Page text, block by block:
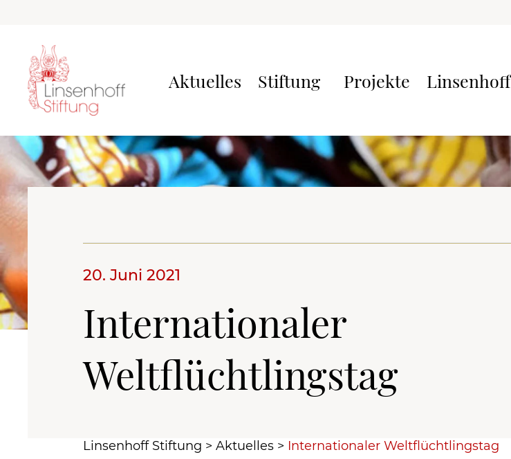
Aktuelles Stiftung Projekte Linsenhoff
20. Juni 2021
Internationaler
Weltflüchtlingstag
Linsenhoff Stiftung > Aktuelles > Internationaler Weltflüchtlingstag